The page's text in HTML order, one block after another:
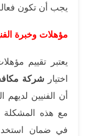
يجب أن تكون
مؤهلات وخبرة
يعتبر تقييم
اختيارشركة
أن الفنيين لديهم
مع هذه المشكلة
في ضمان